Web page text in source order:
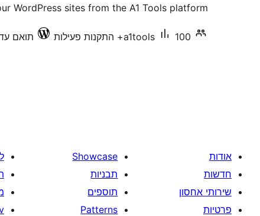
WordPress sites from the A1 Tools platform.
a1tools 100+ התקנות פעילות תואם עד
אודות
חדשות
שירותי אחסון
פרטיות
Showcase
תבניות
תוספים
Patterns